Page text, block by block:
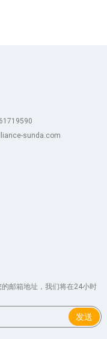
sunda.com
邮箱地址，我们将在24小时
发送